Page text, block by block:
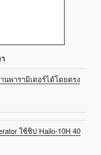
นพารามิเตอร์ได้โดยตรง
ใช้ชิป Hailo-10H 40